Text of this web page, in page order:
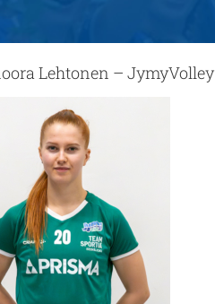
Lehtonen – JymyVolley